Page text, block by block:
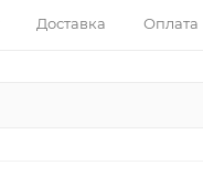
Доставка Оплата